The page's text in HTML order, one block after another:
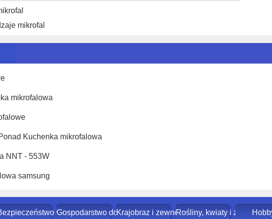
mikrofal
mikrofalowa
Kuchenka mikrofalowa
NNT - 553W
samsung
domu w domu
Gospodarstwo domoweKrajobraz i zewnętrze budynku
Rośliny, kwiaty i zioła